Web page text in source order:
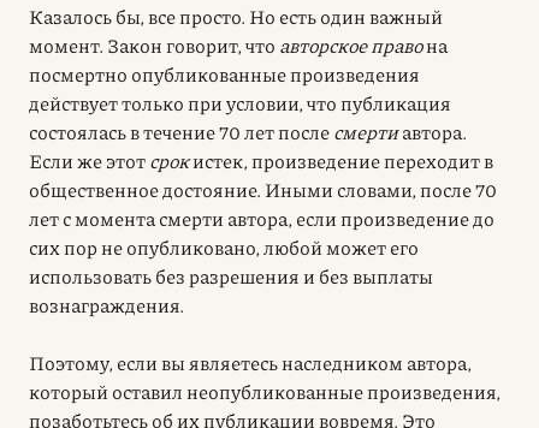
Казалось бы, все просто. Но есть один важный
момент. Закон говорит, что авторское правона
посмертно опубликованные произведения
действует только при условии, что публикация
состоялась в течение 70 лет послесмертиавтора.
Если же этотсрокистек, произведение переходит в
общественное достояние. Иными словами, после 70
лет с момента смерти автора, если произведение до
сих пор не опубликовано, любой может его
использовать без разрешения и без выплаты
вознаграждения.
Поэтому, если вы являетесь наследником автора,
который оставил неопубликованные произведения,
позаботьтесь об их публикации вовремя. Это